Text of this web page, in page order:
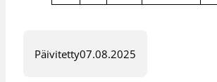
Päivitetty07.08.2025